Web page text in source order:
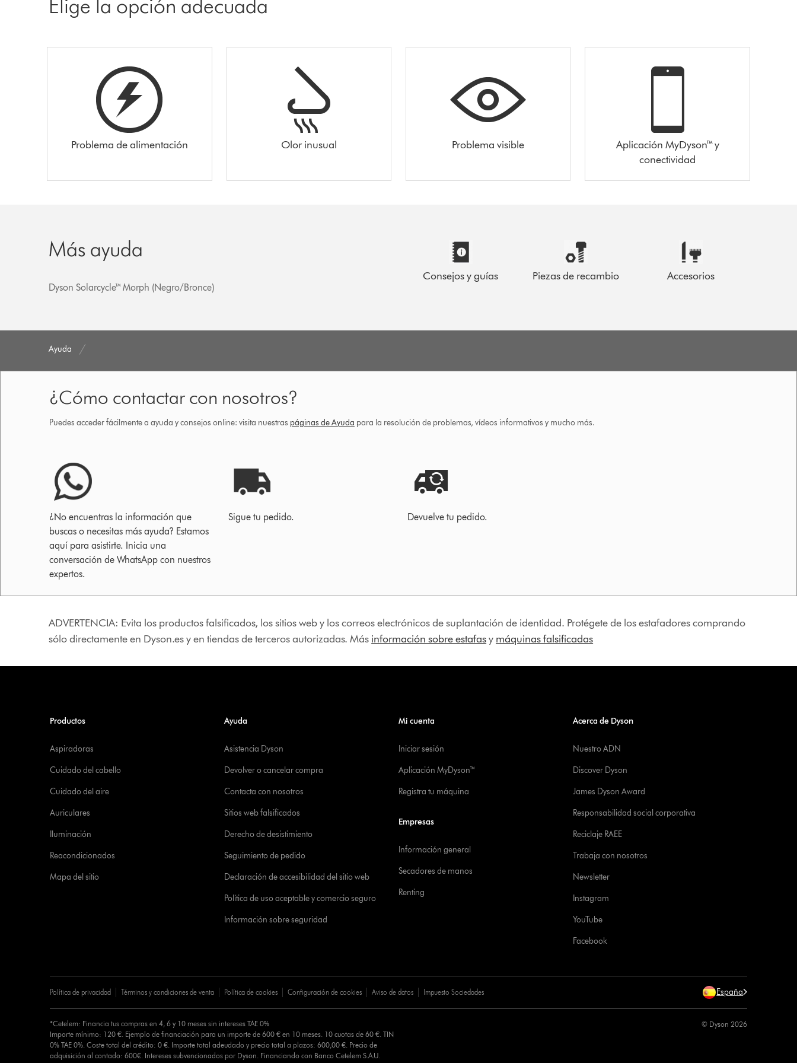
Elige la opción adecuada
Problema de alimentación Olor inusual Problema visible
Aplicación MyDyson™ y
conectividad
Más ayuda
Dyson Solarcycle™ Morph (Negro/Bronce)
Consejos y guías Piezas de recambio Accesorios
Ayuda
¿Cómo contactar con nosotros?
Puedes acceder fácilmente a ayuda y consejos online: visita nuestras páginas de Ayuda para la resolución de problemas, vídeos informativos y mucho más.
¿No encuentras la información que
buscas o necesitas más ayuda? Estamos
aquí para asistirte. Inicia una
conversación de WhatsApp con nuestros
expertos.
Sigue tu pedido. Devuelve tu pedido.
ADVERTENCIA: Evita los productos falsificados, los sitios web y los correos electrónicos de suplantación de identidad. Protégete de los estafadores comprando
sólo directamente en Dyson.es y en tiendas de terceros autorizadas. Más información sobre estafasy máquinas falsificadas
Productos
Aspiradoras
Cuidado del cabello
Cuidado del aire
Auriculares
Iluminación
Reacondicionados
Mapa del sitio
Ayuda
Asistencia Dyson
Devolver o cancelar compra
Contacta con nosotros
Sitios web falsificados
Derecho de desistimiento
Seguimiento de pedido
Declaración de accesibilidad del sitio web
Política de uso aceptable y comercio seguro
Información sobre seguridad
Mi cuenta
Iniciar sesión
Aplicación MyDyson™
Registra tu máquina
Empresas
Información general
Secadores de manos
Renting
Acerca de Dyson
Nuestro ADN
Discover Dyson
James Dyson Award
Responsabilidad social corporativa
Reciclaje RAEE
Trabaja con nosotros
Newsletter
Instagram
YouTube
Facebook
Política de privacidad Términos y condiciones de venta Política de cookies Configuración de cookies Aviso de datos Impuesto Sociedades España
*Cetelem: Financia tus compras en 4, 6 y 10 meses sin intereses TAE 0%
Importe mínimo: 120 €. Ejemplo de financiación para un importe de 600 € en 10 meses. 10 cuotas de 60 €. TIN
0% TAE 0%. Coste total del crédito: 0 €. Importe total adeudado y precio total a plazos: 600,00 €. Precio de
adquisición al contado: 600€. Intereses subvencionados por Dyson. Financiando con Banco Cetelem S.A.U.
© Dyson 2026